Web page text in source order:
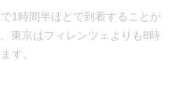
1時間半ほどで到着することが
東京はフィレンツェよりも8時
す。